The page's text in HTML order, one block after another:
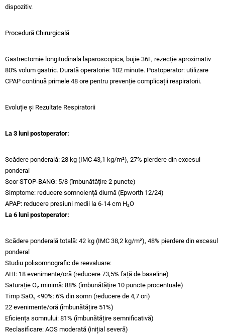
dispozitiv.​
Procedură Chirurgicală
Gastrectomie longitudinala laparoscopica, bujie 36F, rezecție aproximativ
80% volum gastric. Durată operatorie: 102 minute. Postoperator: utilizare
CPAP continuă primele 48 ore pentru prevenție complicații respiratorii.​
Evoluție și Rezultate Respiratorii
La 3 luni postoperator:
Scădere ponderală: 28 kg (IMC 43,1 kg/m²), 27% pierdere din excesul
ponderal
Scor STOP-BANG: 5/8 (îmbunătățire 2 puncte)
Simptome: reducere somnolență diurnă (Epworth 12/24)
APAP: reducere presiuni medii la 6-14 cm H₂O
La 6 luni postoperator:
Scădere ponderală totală: 42 kg (IMC 38,2 kg/m²), 48% pierdere din excesul
ponderal
Studiu polisomnografic de reevaluare:
AHI: 18 evenimente/oră (reducere 73,5% față de baseline)
Saturație O₂ minimă: 88% (îmbunătățire 10 puncte procentuale)
Timp SaO₂ <90%: 6% din somn (reducere de 4,7 ori)
22 evenimente/oră (îmbunătățire 51%)
Eficiența somnului: 81% (îmbunătățire semnificativă)
Reclasificare: AOS moderată (inițial severă)